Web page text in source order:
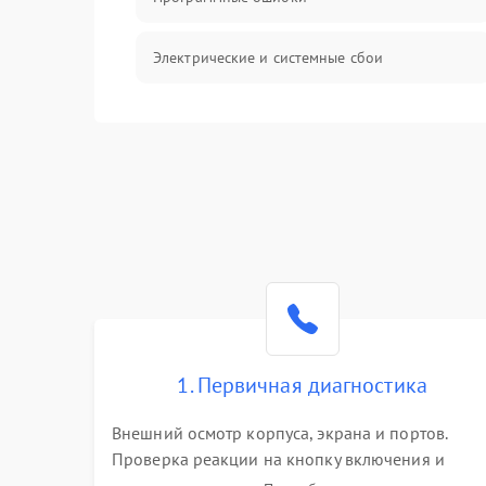
Электрические и системные сбои
Система охлаждения
1. Первичная диагностика
Внешний осмотр корпуса, экрана и портов.
Проверка реакции на кнопку включения и